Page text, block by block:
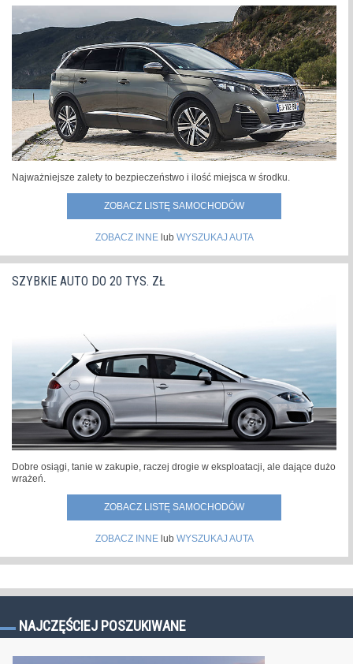
Najważniejsze zalety to bezpieczeństwo i ilość miejsca w środku.
ZOBACZ LISTĘ SAMOCHODÓW
ZOBACZ INNElub WYSZUKAJ AUTA
SZYBKIE AUTO DO 20 TYS. ZŁ
Dobre osiągi, tanie w zakupie, raczej drogie w eksploatacji, ale dające dużo
wrażeń.
ZOBACZ LISTĘ SAMOCHODÓW
ZOBACZ INNElub WYSZUKAJ AUTA
NAJCZĘŚCIEJ POSZUKIWANE